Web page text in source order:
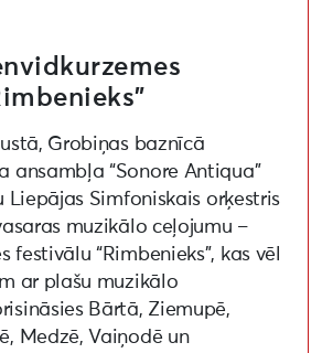
Grobiņas baznīcā
ansambļa “Sonore Antiqua”
Liepājas Simfoniskais orķestris
muzikālo ceļojumu –
festivālu “Rimbenieks”, kas vēl
ar plašu muzikālo
Bārtā, Ziemupē,
Medzē, Vaiņodē un